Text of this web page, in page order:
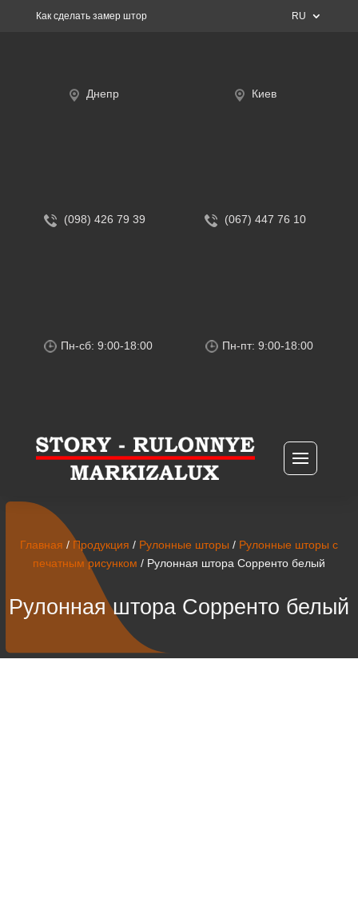
Как сделать замер штор RU
Днепр
(098) 426 79 39
Пн-сб: 9:00-18:00
Киев
(067) 447 76 10
Пн-пт: 9:00-18:00
Главная / Продукция / Рулонные шторы / Рулонные шторы с
печатным рисунком / Рулонная штора Сорренто белый
Рулонная штора Сорренто белый